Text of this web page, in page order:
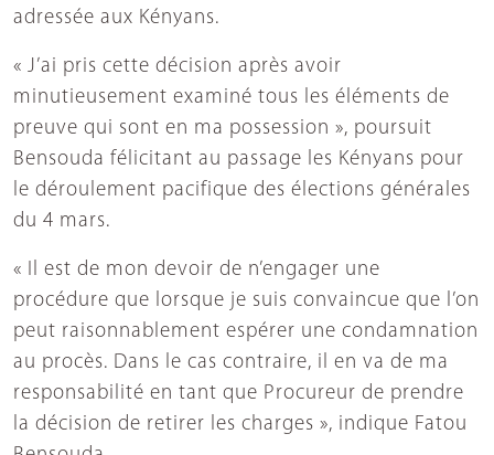
adressée aux Kényans.
« J’ai pris cette décision après avoir
minutieusement examiné tous les éléments de
preuve qui sont en ma possession », poursuit
Bensouda félicitant au passage les Kényans pour
le déroulement pacifique des élections générales
du 4 mars.
« Il est de mon devoir de n’engager une
procédure que lorsque je suis convaincue que l’on
peut raisonnablement espérer une condamnation
au procès. Dans le cas contraire, il en va de ma
responsabilité en tant que Procureur de prendre
la décision de retirer les charges », indique Fatou